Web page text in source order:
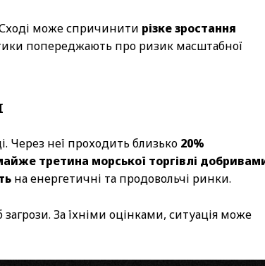
Сході може спричинити різке зростання
попереджають про ризик масштабної
Через неї проходить близько 20%
третина морської торгівлі
на енергетичні та продовольчі ринки.
За їхніми оцінками, ситуація може